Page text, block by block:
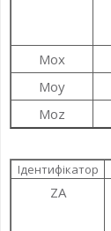
Mox
Moy
Moz
Ідентифікатор
ZA